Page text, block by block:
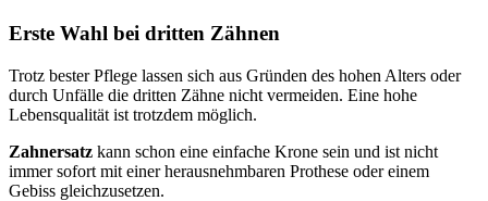
Erste Wahl bei dritten Zähnen
Trotz bester Pflege lassen sich aus Gründen des hohen Alters oder
durch Unfälle die dritten Zähne nicht vermeiden. Eine hohe
Lebensqualität ist trotzdem möglich.
Zahnersatz kann schon eine einfache Krone sein und ist nicht
immer sofort mit einer herausnehmbaren Prothese oder einem
Gebiss gleichzusetzen.